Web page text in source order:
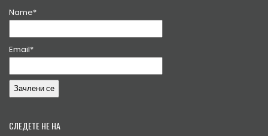
Name*
Email*
СЛЕДЕТЕ НЕ НА